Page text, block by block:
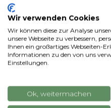
xFarm On Air -
Wir verwenden Cookies
Wir können diese zur Analyse
unsere Webseite zu verbessern,
Ihnen ein großartiges Webseiten-
Informationen zu den von uns
Einstellungen.
Ok, weitermachen